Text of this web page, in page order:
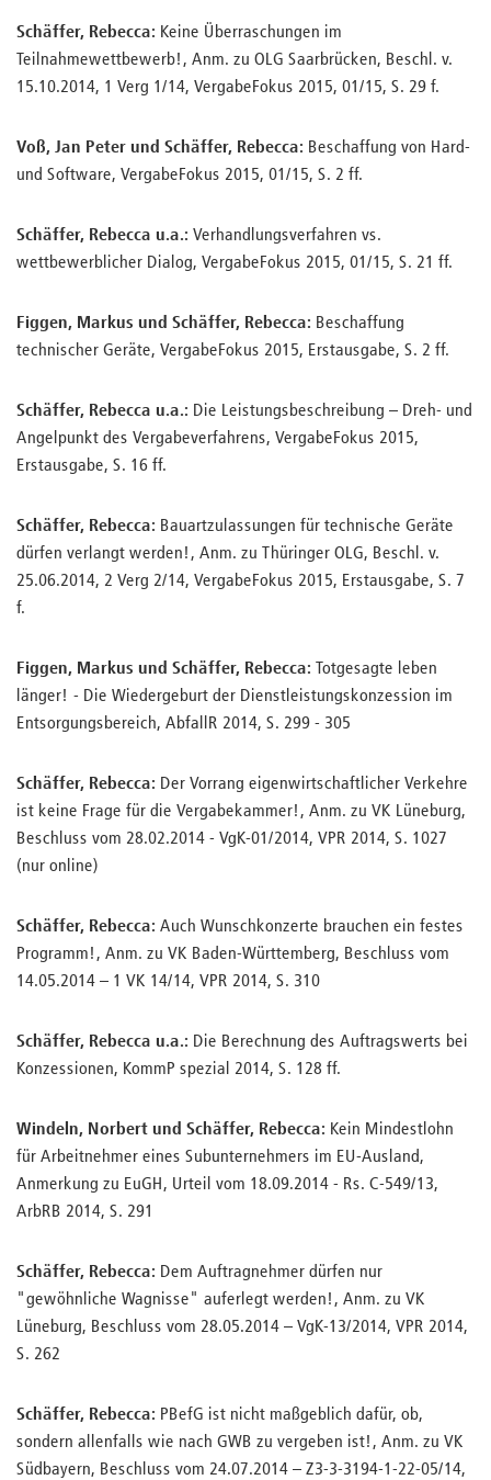
Schäffer, Rebecca: Keine Überraschungen im
Teilnahmewettbewerb!, Anm. zu OLG Saarbrücken, Beschl. v.
15.10.2014, 1 Verg 1/14, VergabeFokus 2015, 01/15, S. 29 f.
Voß, Jan Peter und Schäffer, Rebecca: Beschaffung von Hard-
und Software, VergabeFokus 2015, 01/15, S. 2 ff.
Schäffer, Rebecca u.a.: Verhandlungsverfahren vs.
wettbewerblicher Dialog, VergabeFokus 2015, 01/15, S. 21 ff.
Figgen, Markus und Schäffer, Rebecca: Beschaffung
technischer Geräte, VergabeFokus 2015, Erstausgabe, S. 2 ff.
Schäffer, Rebecca u.a.: Die Leistungsbeschreibung – Dreh- und
Angelpunkt des Vergabeverfahrens, VergabeFokus 2015,
Erstausgabe, S. 16 ff.
Schäffer, Rebecca: Bauartzulassungen für technische Geräte
dürfen verlangt werden!, Anm. zu Thüringer OLG, Beschl. v.
25.06.2014, 2 Verg 2/14, VergabeFokus 2015, Erstausgabe, S. 7
f.
Figgen, Markus und Schäffer, Rebecca: Totgesagte leben
länger! - Die Wiedergeburt der Dienstleistungskonzession im
Entsorgungsbereich, AbfallR 2014, S. 299 - 305
Schäffer, Rebecca: Der Vorrang eigenwirtschaftlicher Verkehre
ist keine Frage für die Vergabekammer!, Anm. zu VK Lüneburg,
Beschluss vom 28.02.2014 - VgK-01/2014, VPR 2014, S. 1027
(nur online)
Schäffer, Rebecca: Auch Wunschkonzerte brauchen ein festes
Programm!, Anm. zu VK Baden-Württemberg, Beschluss vom
14.05.2014 – 1 VK 14/14, VPR 2014, S. 310
Schäffer, Rebecca u.a.: Die Berechnung des Auftragswerts bei
Konzessionen, KommP spezial 2014, S. 128 ff.
Windeln, Norbert und Schäffer, Rebecca: Kein Mindestlohn
für Arbeitnehmer eines Subunternehmers im EU-Ausland,
Anmerkung zu EuGH, Urteil vom 18.09.2014 - Rs. C-549/13,
ArbRB 2014, S. 291
Schäffer, Rebecca: Dem Auftragnehmer dürfen nur
"gewöhnliche Wagnisse" auferlegt werden!, Anm. zu VK
Lüneburg, Beschluss vom 28.05.2014 – VgK-13/2014, VPR 2014,
S. 262
Schäffer, Rebecca: PBefG ist nicht maßgeblich dafür, ob,
sondern allenfalls wie nach GWB zu vergeben ist!, Anm. zu VK
Südbayern, Beschluss vom 24.07.2014 – Z3-3-3194-1-22-05/14,